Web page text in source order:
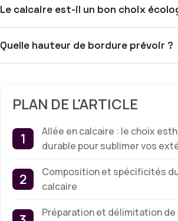
Le calcaire est-il un bon choix
Quelle hauteur de bordure prévoir ?
PLAN DE L'ARTICLE
Allée en calcaire : le choix
durable pour sublimer vos
Composition et spécificités
calcaire
Préparation et délimitation de